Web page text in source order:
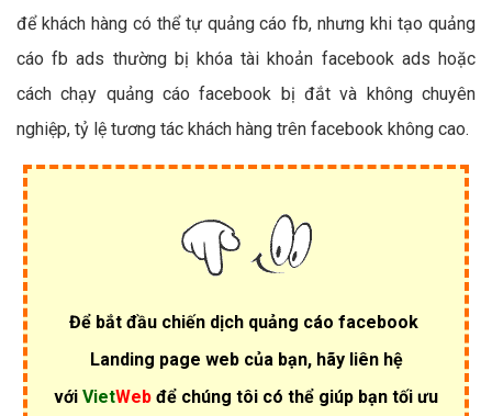
để khách hàng có thể tự quảng cáo fb, nhưng khi tạo quảng
cáo fb ads thường bị khóa tài khoản facebook ads hoặc
cách chạy quảng cáo facebook bị đắt và không chuyên
nghiệp, tỷ lệ tương tác khách hàng trên facebook không cao.
Để bắt đầu chiến dịch quảng cáo facebook
Landing page web của bạn, hãy liên hệ
với VietWeb để chúng tôi có thể giúp bạn tối ưu